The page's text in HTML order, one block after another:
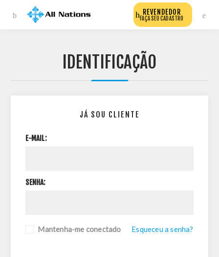
REVENDEDOR
FAÇA SEU CADASTRO
IDENTIFICAÇÃO
JÁ SOU CLIENTE
E-MAIL:
SENHA:
Mantenha-me conectado Esqueceu a senha?